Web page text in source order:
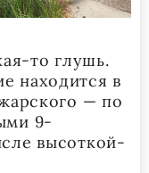
то глушь.
находится в
— по
9-
высоткой-